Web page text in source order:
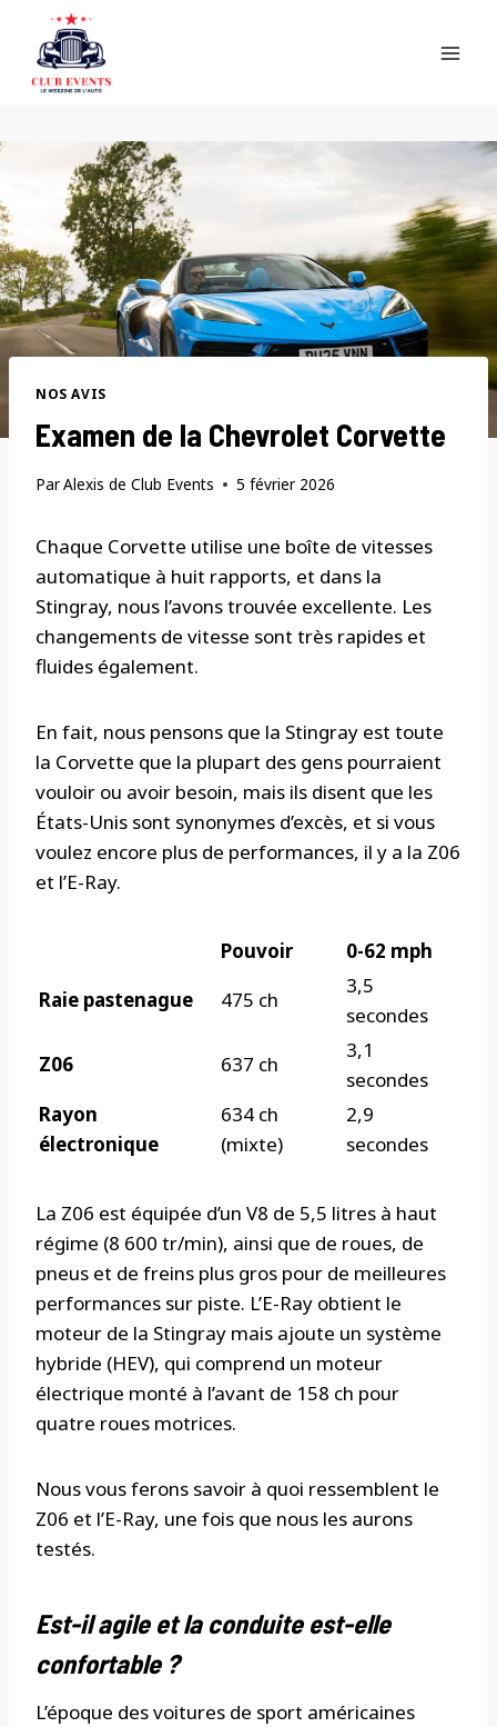
content
NOS AVIS
Examen de la Chevrolet Corvette
ParAlexis de Club Events 5 février 2026
Chaque Corvette utilise une boîte de vitesses
automatique à huit rapports, et dans la
Stingray, nous l’avons trouvée excellente. Les
changements de vitesse sont très rapides et
fluides également.
En fait, nous pensons que la Stingray est toute
la Corvette que la plupart des gens pourraient
vouloir ou avoir besoin, mais ils disent que les
États-Unis sont synonymes d’excès, et si vous
voulez encore plus de performances, il y a la Z06
et l’E-Ray.
Pouvoir
0-62 mph
Raie pastenague
475 ch
3,5
secondes
Z06
637 ch
3,1
secondes
Rayon
électronique
634 ch
(mixte)
2,9
secondes
La Z06 est équipée d’un V8 de 5,5 litres à haut
régime (8 600 tr/min), ainsi que de roues, de
pneus et de freins plus gros pour de meilleures
performances sur piste. L’E-Ray obtient le
moteur de la Stingray mais ajoute un système
hybride (HEV), qui comprend un moteur
électrique monté à l’avant de 158 ch pour
quatre roues motrices.
Nous vous ferons savoir à quoi ressemblent le
Z06 et l’E-Ray, une fois que nous les aurons
testés.
Est-il agile et la conduite est-elle
confortable ?
L’époque des voitures de sport américaines